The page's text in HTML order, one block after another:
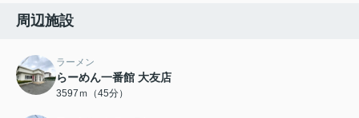
周辺施設
ラーメン
らーめん一番館 大友店
3597ｍ（45分）